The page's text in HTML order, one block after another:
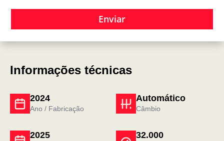
Enviar
Informações técnicas
2024
Ano / Fabricação
Automático
Câmbio
2025 32.000